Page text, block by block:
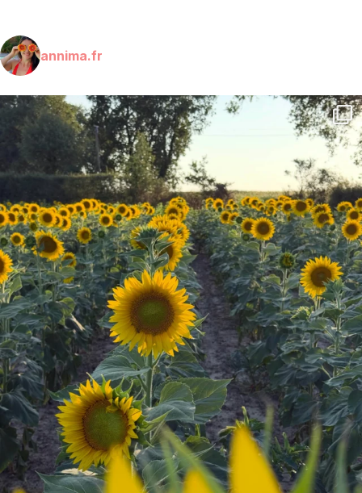
annima.fr